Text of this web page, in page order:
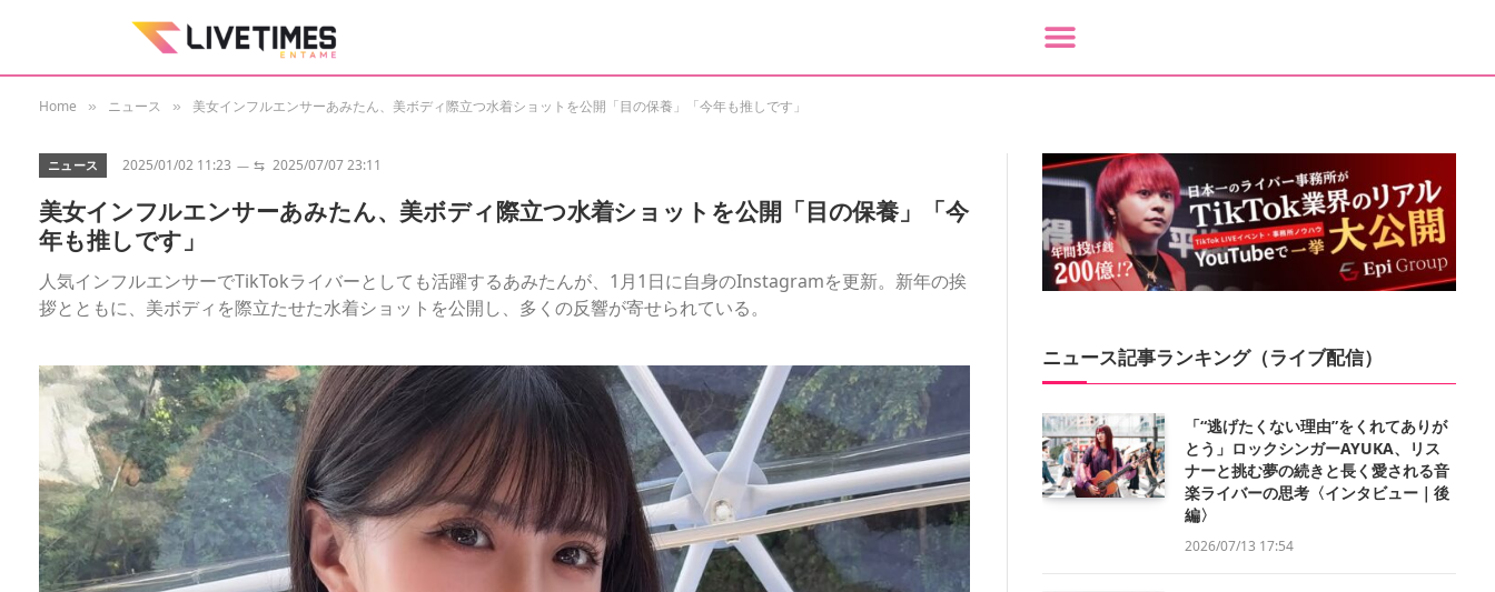
Home » ニュース » 美女インフルエンサーあみたん、美ボディ際立つ水着ショットを公開「目の保養」「今年も推しです」
ニュース 2025/01/02 11:23 ⇆ 2025/07/07 23:11
美女インフルエンサーあみたん、美ボディ際立つ水着ショットを公開「目の保養」「今
年も推しです」
人気インフルエンサーでTikTokライバーとしても活躍するあみたんが、1月1日に自身のInstagramを更新。新年の挨
拶とともに、美ボディを際立たせた水着ショットを公開し、多くの反響が寄せられている。
ニュース記事ランキング（ライブ配信）
「“逃げたくない理由”をくれてありが
とう」ロックシンガーAYUKA、リス
ナーと挑む夢の続きと長く愛される音
楽ライバーの思考〈インタビュー｜後
編〉
2026/07/13 17:54